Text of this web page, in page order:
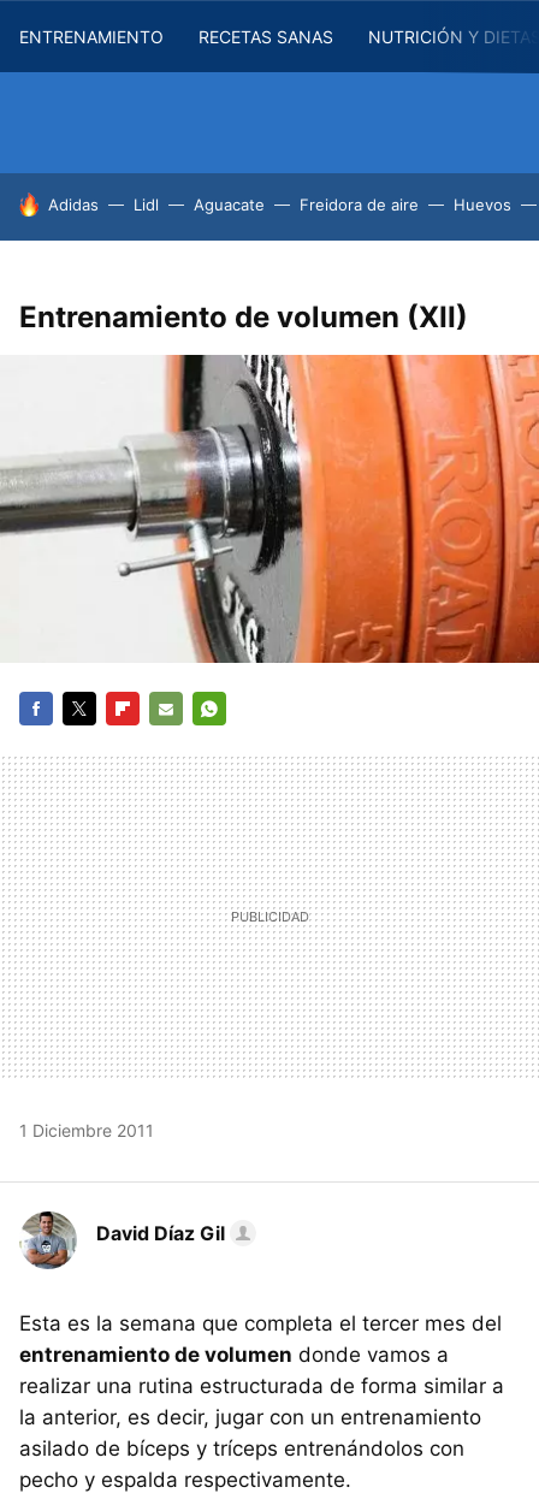
ENTRENAMIENTO RECETAS SANAS NUTRICIÓN Y
HOY SE HABLA DE
Adidas Lidl Aguacate Freidora de aire Huevos
Entrenamiento de volumen (XII)
MAIL
1 Diciembre 2011
David Díaz Gil
Esta es la semana que completa el tercer mes del
entrenamiento de volumen donde vamos a
realizar una rutina estructurada de forma similar a
la anterior, es decir, jugar con un entrenamiento
asilado de bíceps y tríceps entrenándolos con
pecho y espalda respectivamente.